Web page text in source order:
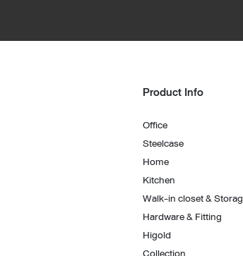
Product Info
Office
Steelcase
Home
Kitchen
Walk-in closet &
Hardware & Fitting
Higold